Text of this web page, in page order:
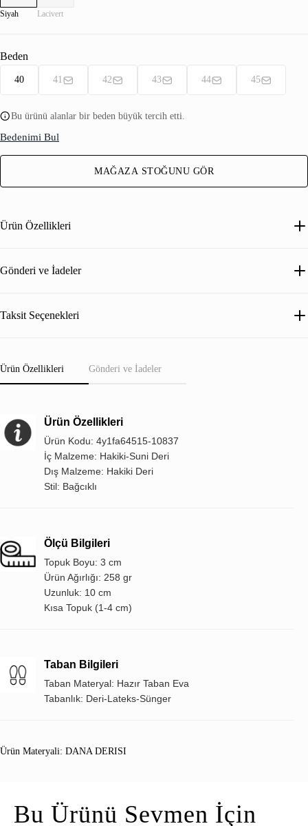
Siyah Lacivert
Beden
40 41 42 43 44 45
Bu ürünü alanlar bir beden büyük tercih etti.
Bedenimi Bul
MAĞAZA STOĞUNU GÖR
Ürün Özellikleri
Gönderi ve İadeler
Taksit Seçenekleri
Ürün Özellikleri Gönderi ve İadeler
Ürün Özellikleri
Ürün Kodu: 4y1fa64515-10837
İç Malzeme: Hakiki-Suni Deri
Dış Malzeme: Hakiki Deri
Stil: Bağcıklı
Ölçü Bilgileri
Topuk Boyu: 3 cm
Ürün Ağırlığı: 258 gr
Uzunluk: 10 cm
Kısa Topuk (1-4 cm)
Taban Bilgileri
Taban Materyal: Hazır Taban Eva
Tabanlık: Deri-Lateks-Sünger
Ürün Materyali: DANA DERISI
Bu Ürünü Sevmen İçin